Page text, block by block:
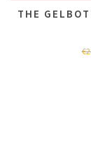
THE
€